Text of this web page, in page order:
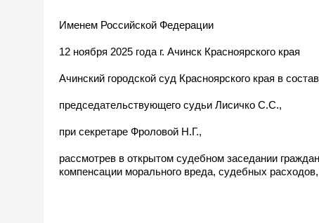
Именем Российской Федерации
12 ноября 2025 года г. Ачинск Красноярского края
Ачинский городской суд Красноярского края в
председательствующего судьи Лисичко С.С.,
при секретаре Фроловой Н.Г.,
рассмотрев в открытом судебном заседании
компенсации морального вреда, судебных расходов,